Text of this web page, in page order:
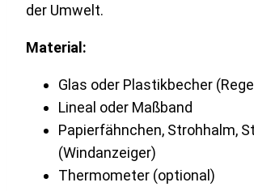
der Umwelt.
Material:
Glas oder Plastikbecher
Lineal oder Maßband
Papierfähnchen, Strohhalm,
(Windanzeiger)
Thermometer (optional)